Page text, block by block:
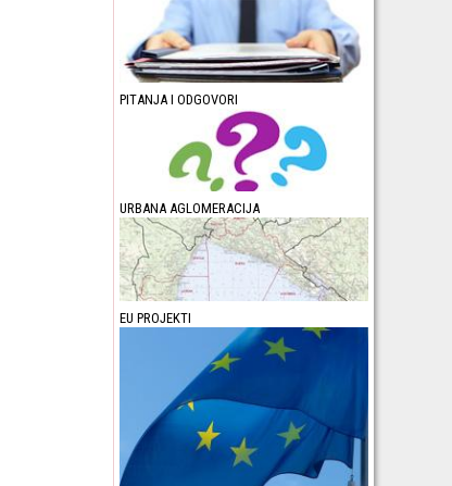
PITANJA I ODGOVORI
URBANA AGLOMERACIJA
EU PROJEKTI